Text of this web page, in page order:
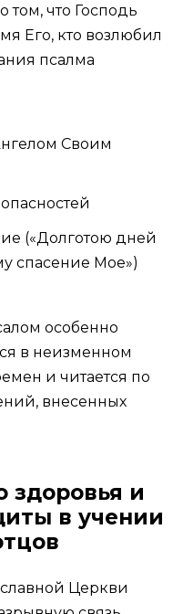
том, что Господь
Его, кто возлюбил
псалма
Своим
(«Долготою дней
спасение Мое»)
особенно
в неизменном
и читается по
внесенных
здоровья и
в учении
Церкви